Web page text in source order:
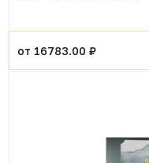
от 16783.00 ₽